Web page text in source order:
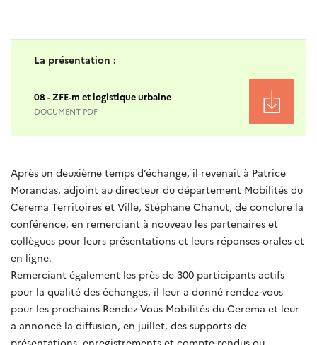
La présentation :
08 - ZFE-m et logistique urbaine
DOCUMENT PDF
Après un deuxième temps d’échange, il revenait à Patrice
Morandas, adjoint au directeur du département Mobilités du
Cerema Territoires et Ville, Stéphane Chanut, de conclure la
conférence, en remerciant à nouveau les partenaires et
collègues pour leurs présentations et leurs réponses orales et
en ligne.
Remerciant également les près de 300 participants actifs
pour la qualité des échanges, il leur a donné rendez-vous
pour les prochains Rendez-Vous Mobilités du Cerema et leur
a annoncé la diffusion, en juillet, des supports de